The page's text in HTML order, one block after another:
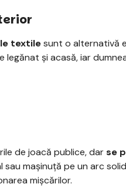
textilesunt o alternativă
legănat și acasă, iar
de joacă publice, darse
sau mașinuță pe un arc
mișcărilor.